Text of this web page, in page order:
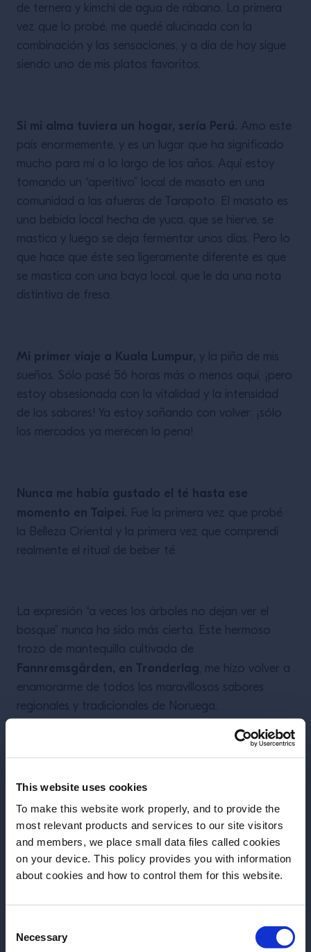
This website uses cookies
To make this website work properly, and to provide the
most relevant products and services to our site visitors
and members, we place small data files called cookies
on your device. This policy provides you with information
about cookies and how to control them for this website.
Selection
Necessary
Antes de iniciar, necesitamos saber tu
de ternera y kimchi de agua de rábano. La primera
vez que lo probé, me quedé alucinada con la
combinación y las sensaciones, y a día de hoy sigue
siendo uno de mis platos favoritos.
Si mi alma tuviera un hogar, sería Perú. Amo este
país enormemente, y es un lugar que ha significado
mucho para mí a lo largo de los años. Aquí estoy
tomando un “aperitivo” local de masato en una
comunidad a las afueras de Tarapoto. El masato es
una bebida local hecha de yuca, que se hierve, se
mastica y luego se deja fermentar unos días. Pero lo
que hace que éste sea ligeramente diferente es que
se mastica con una baya local, que le da una nota
distintiva de fresa.
Mi primer viaje a Kuala Lumpur, y la piña de mis
sueños. Sólo pasé 56 horas más o menos aquí, ¡pero
estoy obsesionada con la vitalidad y la intensidad
de los sabores! Ya estoy soñando con volver: ¡sólo
los mercados ya merecen la pena!
Nunca me había gustado el té hasta ese
momento en Taipei. Fue la primera vez que probé
la Belleza Oriental y la primera vez que comprendí
realmente el ritual de beber té.
La expresión “a veces los árboles no dejan ver el
bosque” nunca ha sido más cierta. Este hermoso
trozo de mantequilla cultivada de
Fannremsgården, en Trønderlag, me hizo volver a
enamorarme de todos los maravillosos sabores
regionales y tradicionales de Noruega.
estoy brindando con una taza de chicha en el Valle
Sagrado, una bebida fermentada tradicional y otro
lugar mágico. (Lo que no te dice la foto, es que
escuches cumbia mientras disfrutas).
No juzgues, ¡pero esta es mi tienda de encurtidos
cada vez que
viajo a Estambul me aseguro de que sea mi